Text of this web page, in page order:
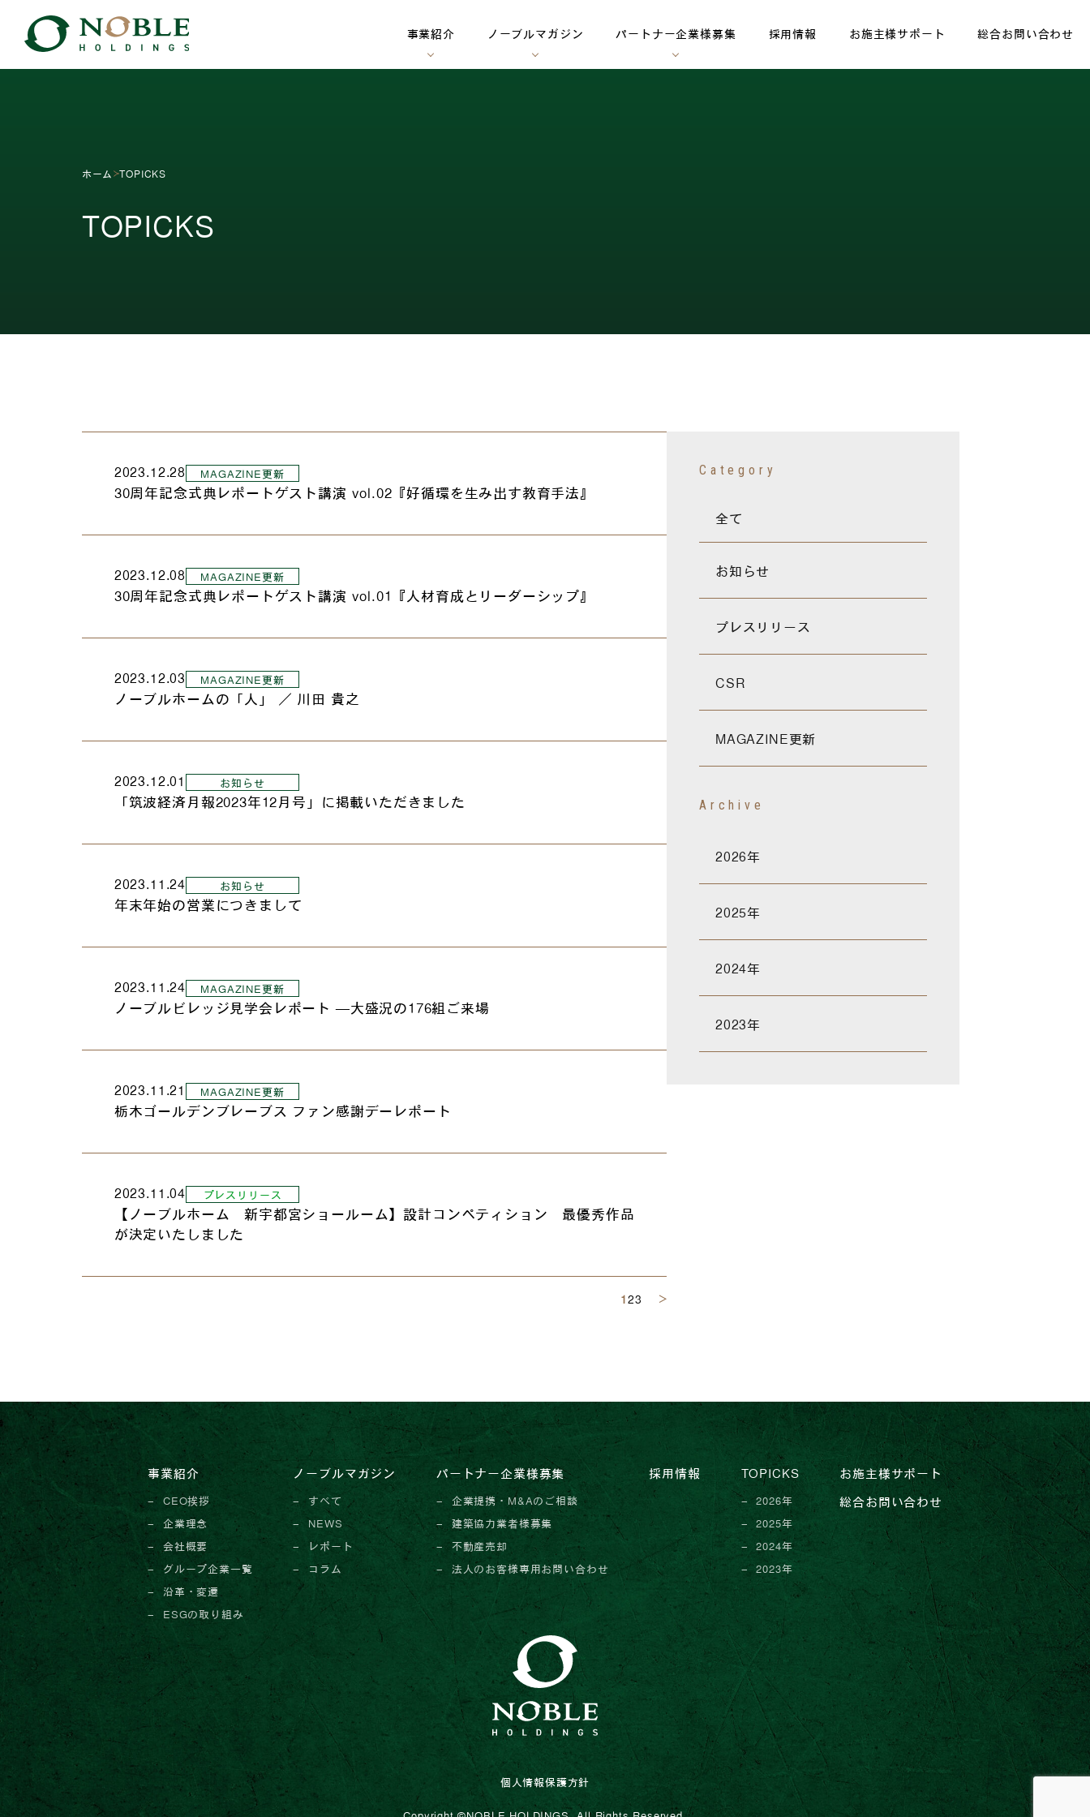
事業紹介 ノーブルマガジン パートナー企業様募集 採用情報 お施主様サポート 総合お問い合わせ
ホーム TOPICKS
TOPICKS
2023.12.28 MAGAZINE更新
30周年記念式典レポートゲスト講演 vol.02『好循環を生み出す教育手法』
2023.12.08 MAGAZINE更新
30周年記念式典レポートゲスト講演 vol.01『人材育成とリーダーシップ』
2023.12.03 MAGAZINE更新
ノーブルホームの「人」 ／ 川田 貴之
2023.12.01 お知らせ
「筑波経済月報2023年12月号」に掲載いただきました
2023.11.24 お知らせ
年末年始の営業につきまして
2023.11.24 MAGAZINE更新
ノーブルビレッジ見学会レポート ―大盛況の176組ご来場
2023.11.21 MAGAZINE更新
栃木ゴールデンブレーブス ファン感謝デーレポート
2023.11.04 プレスリリース
【ノーブルホーム 新宇都宮ショールーム】設計コンペティション 最優秀作品
が決定いたしました
123 ＞
Category
全て
お知らせ
プレスリリース
CSR
MAGAZINE更新
Archive
2026年
2025年
2024年
2023年
事業紹介
CEO挨拶
企業理念
会社概要
グループ企業一覧
沿革・変遷
ESGの取り組み
ノーブルマガジン
すべて
NEWS
レポート
コラム
パートナー企業様募集
企業提携・M&Aのご相談
建築協力業者様募集
不動産売却
法人のお客様専用お問い合わせ
採用情報 TOPICKS
2026年
2025年
2024年
2023年
お施主様サポート
総合お問い合わせ
個人情報保護方針